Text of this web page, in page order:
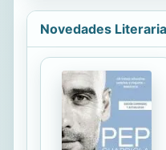
nivel
Arthur
su
Agatha
Novedades